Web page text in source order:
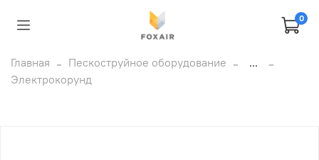
0
Главная Пескоструйное оборудование
...
Электрокорунд